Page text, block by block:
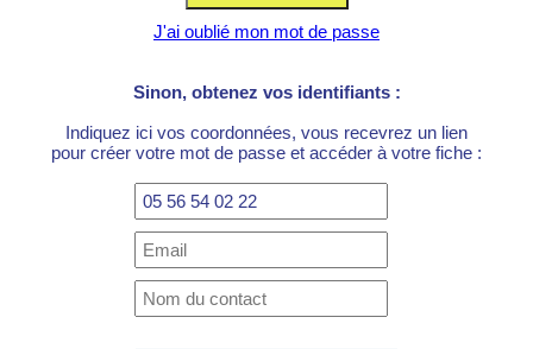
J'ai oublié mon mot de passe
Sinon, obtenez vos identifiants :
Indiquez ici vos coordonnées, vous recevrez un lien
pour créer votre mot de passe et accéder à votre fiche :